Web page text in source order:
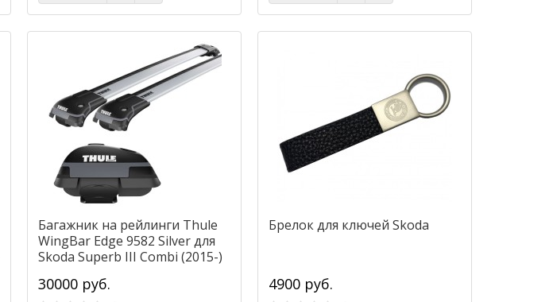
Багажник на рейлинги Thule
WingBar Edge 9582 Silver для
Skoda Superb III Combi (2015-)
30000 руб.
Брелок для ключей Skoda
4900 руб.